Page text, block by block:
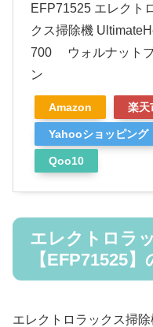
EFP71525 エレクト
クス掃除機
700 ウォルナット
ン
Amazon 楽天
Yahooショッピング
Qoo10
エレクトロラ
【EFP71525
エレクトロラックス掃